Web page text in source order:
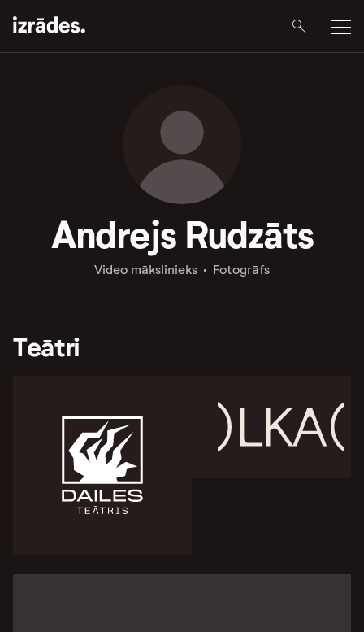
Andrejs Rudzāts
Video mākslinieks Fotogrāfs
Teātri